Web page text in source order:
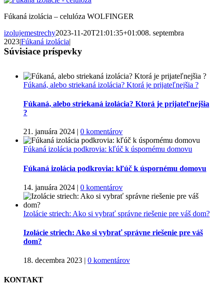
Fúkaná izolácia – celulóza WOLFINGER
izolujemestrechy2023-11-20T21:01:35+01:008. septembra
2023|Fúkaná izolácia|
Súvisiace príspevky
Fúkaná, alebo striekaná izolácia? Ktorá je prijateľnejšia ?
Fúkaná, alebo striekaná izolácia? Ktorá je prijateľnejšia
?
21. januára 2024 | 0 komentárov
Fúkaná izolácia podkrovia: kľúč k úspornému domovu
Fúkaná izolácia podkrovia: kľúč k úspornému domovu
14. januára 2024 | 0 komentárov
Izolácie striech: Ako si vybrať správne riešenie pre váš dom?
Izolácie striech: Ako si vybrať správne riešenie pre váš
dom?
18. decembra 2023 0 komentárov
KONTAKT